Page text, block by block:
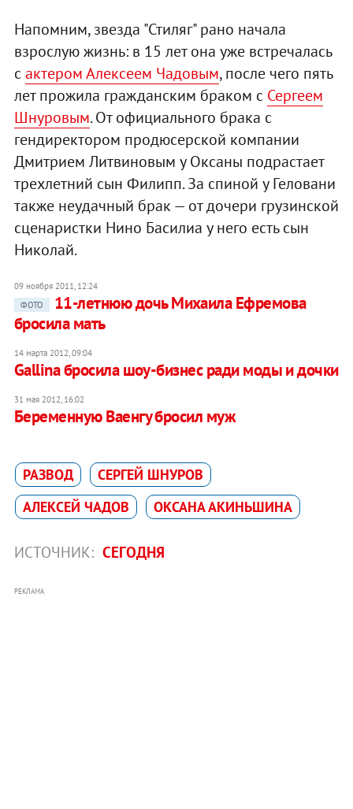
Напомним, звезда "Стиляг" рано начала
взрослую жизнь: в 15 лет она уже встречалась
сактером Алексеем Чадовым, после чего пять
лет прожила гражданским браком с Сергеем
Шнуровым. От официального брака с
гендиректором продюсерской компании
Дмитрием Литвиновым у Оксаны подрастает
трехлетний сын Филипп. За спиной у Геловани
также неудачный брак — от дочери грузинской
сценаристки Нино Басилиа у него есть сын
Николай.
09 ноября 2011, 12:24
ФОТО
11-летнюю дочь Михаила Ефремова
бросила мать
14 марта 2012, 09:04
Gallina бросила шоу-бизнес ради моды и дочки
31 мая 2012, 16:02
Беременную Ваенгу бросил муж
РАЗВОД
СЕРГЕЙ ШНУРОВ
АЛЕКСЕЙ ЧАДОВ
ОКСАНА АКИНЬШИНА
ИСТОЧНИК: СЕГОДНЯ
РЕКЛАМА